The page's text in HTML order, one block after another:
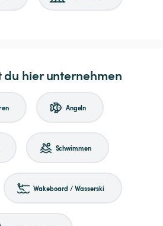
du hier unternehmen
Angeln
Schwimmen
Wakeboard / Wasserski